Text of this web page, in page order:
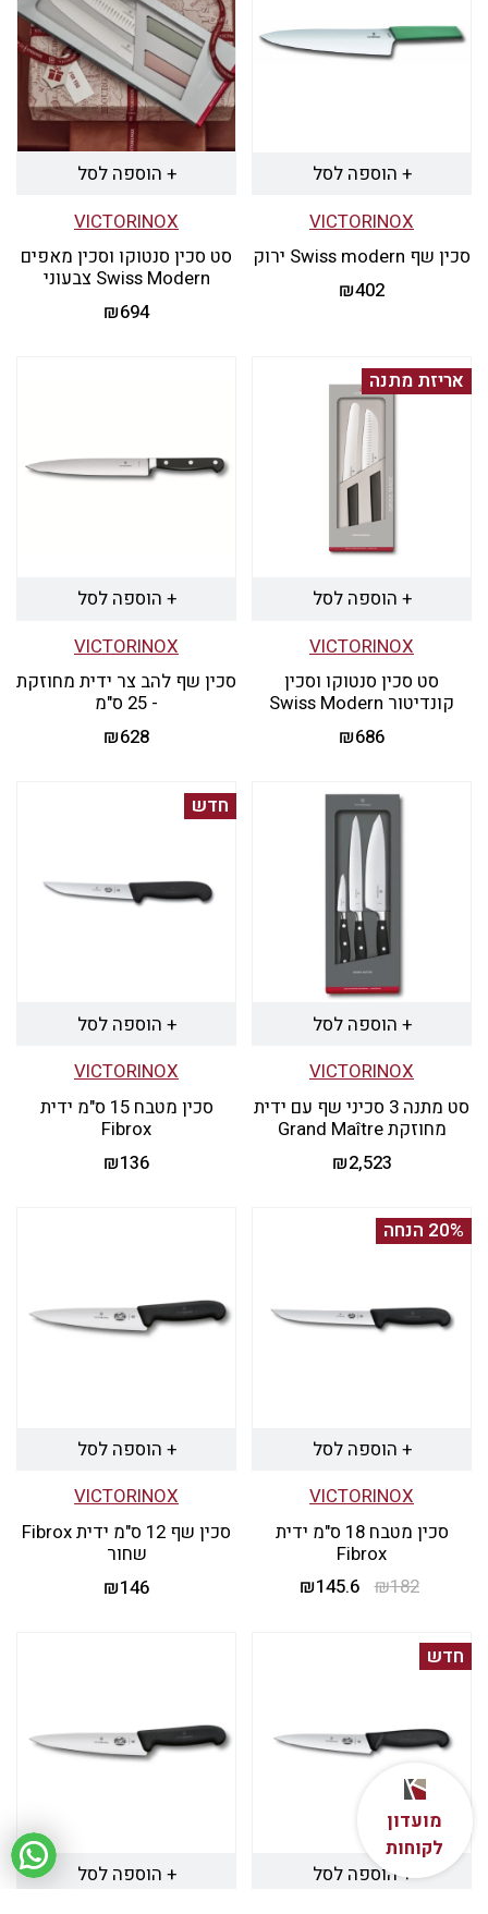
+ הוספה לסל
VICTORINOX
סכין שף Swiss modern ירוק
₪402
+ הוספה לסל
VICTORINOX
סט סכין סנטוקו וסכין מאפים
Swiss Modern צבעוני
₪694
אריזת מתנה
+ הוספה לסל
VICTORINOX
סט סכין סנטוקו וסכין
קונדיטור Swiss Modern
₪686
+ הוספה לסל
VICTORINOX
סכין שף להב צר ידית מחוזקת
- 25 ס"מ
₪628
+ הוספה לסל
VICTORINOX
סט מתנה 3 סכיני שף עם ידית
מחוזקת Grand Maître
₪2,523
חדש
+ הוספה לסל
VICTORINOX
סכין מטבח 15 ס"מ ידית
Fibrox
₪136
20% הנחה
+ הוספה לסל
VICTORINOX
סכין מטבח 18 ס"מ ידית
Fibrox
₪182
המחיר₪145.6
+ הוספה לסל
VICTORINOX
סכין שף 12 ס"מ ידית Fibrox
שחור
₪146
חדש
+ הוספה לסל
+ הוספה לסל
מועדון
לקוחות